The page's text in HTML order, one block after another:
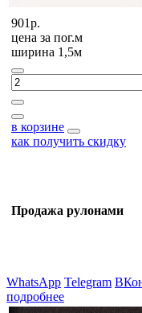
901р.
цена за пог.м
ширина 1,5м
в корзине
как получить скидку
Продажа рулонами
WhatsApp Telegram
подробнее